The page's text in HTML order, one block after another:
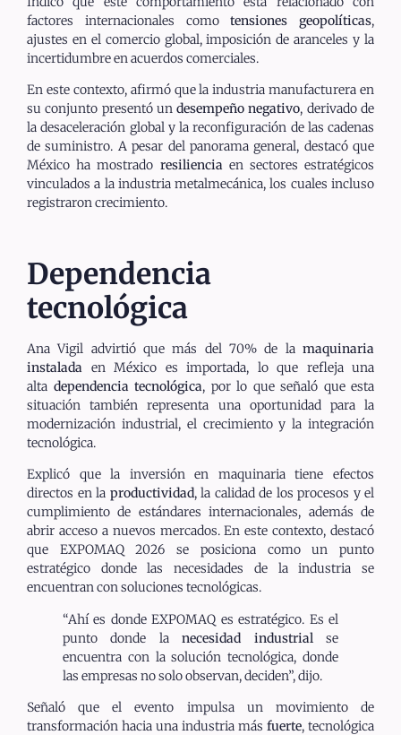
factores internacionales comotensiones geopolíticas,
ajustes en el comercio global, imposición de aranceles y la
incertidumbre en acuerdos comerciales.
En este contexto, afirmó que la industria manufacturera en
su conjunto presentó undesempeño negativo, derivado de
la desaceleración global y la reconfiguración de las cadenas
de suministro. A pesar del panorama general, destacó que
México ha mostrado resilienciaen sectores estratégicos
vinculados a la industria metalmecánica, los cuales incluso
registraron crecimiento.
Dependencia
tecnológica
Ana Vigil advirtió que más del 70% de la maquinaria
instalada en México es importada, lo que refleja una
alta dependencia tecnológica, por lo que señaló que esta
situación también representa una oportunidad para la
modernización industrial, el crecimiento y la integración
tecnológica.
Explicó que la inversión en maquinaria tiene efectos
directos en la productividad, la calidad de los procesos y el
cumplimiento de estándares internacionales, además de
abrir acceso a nuevos mercados. En este contexto, destacó
que EXPOMAQ 2026 se posiciona como un punto
estratégico donde las necesidades de la industria se
encuentran con soluciones tecnológicas.
“Ahí es donde EXPOMAQ es estratégico. Es el
punto donde lanecesidad industrial se
encuentra con la solución tecnológica, donde
las empresas no solo observan, deciden”, dijo.
Señaló que el evento impulsa un movimiento de
transformación hacia una industria más fuerte, tecnológica